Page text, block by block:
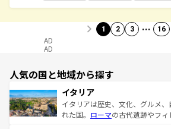
1 2 3 … 16
AD
AD
人気の国と地域から探す
イタリア
イタリアは歴史、文化、グルメ
れた国。 ローマの古代遺跡やフ